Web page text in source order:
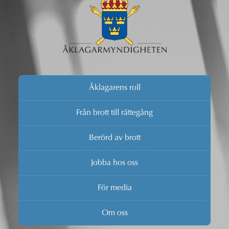
Åklagarens roll
Från brott till rättegång
Berörd av brott
Jobba hos oss
För media
Om oss